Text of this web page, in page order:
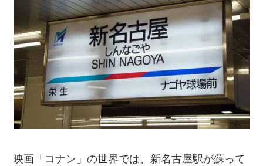
映画「コナン」の世界では、新名古屋駅が蘇って